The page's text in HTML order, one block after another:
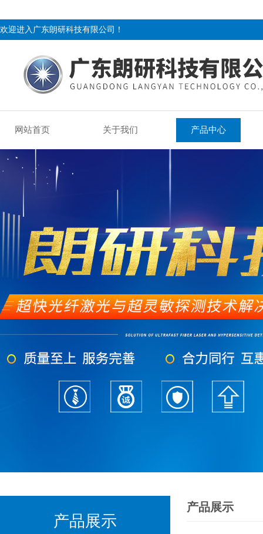
欢迎进入广东朗研科技有限公司！
网站首页 关于我们 产品中心
产品展示
产品展示